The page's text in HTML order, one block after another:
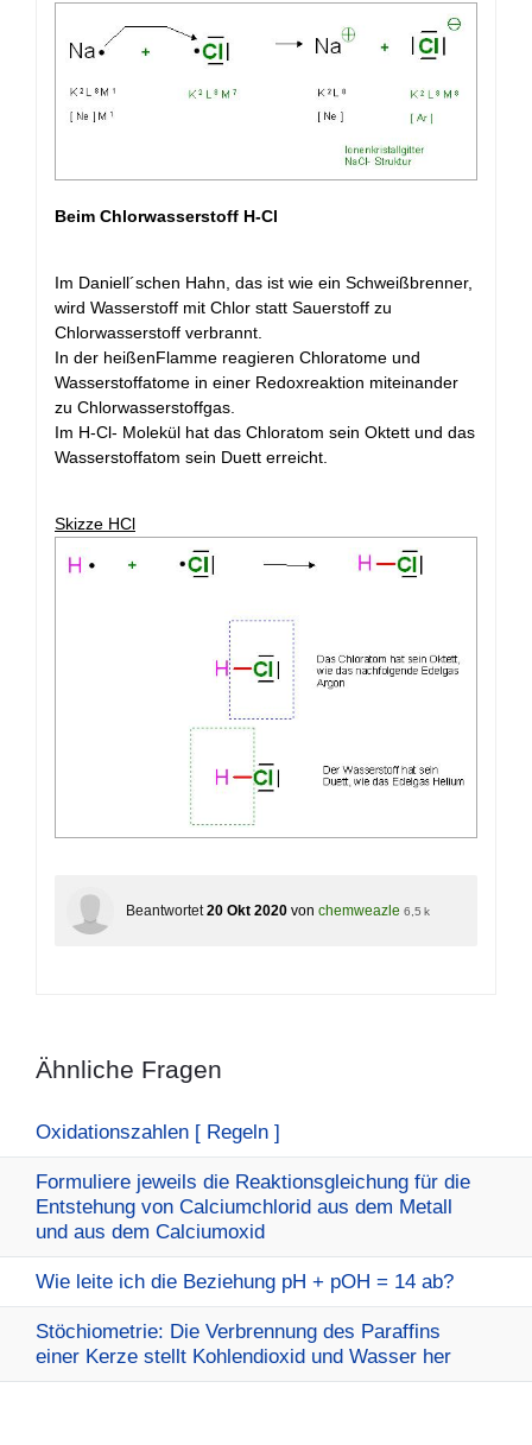
Beim Chlorwasserstoff H-Cl
Im Daniell´schen Hahn, das ist wie ein Schweißbrenner,
wird Wasserstoff mit Chlor statt Sauerstoff zu
Chlorwasserstoff verbrannt.
In der heißenFlamme reagieren Chloratome und
Wasserstoffatome in einer Redoxreaktion miteinander
zu Chlorwasserstoffgas.
Im H-Cl- Molekül hat das Chloratom sein Oktett und das
Wasserstoffatom sein Duett erreicht.
Skizze HCl
Beantwortet 20 Okt 2020 von chemweazle 6,5 k
Ähnliche Fragen
Oxidationszahlen [ Regeln ]
Formuliere jeweils die Reaktionsgleichung für die
Entstehung von Calciumchlorid aus dem Metall
und aus dem Calciumoxid
Wie leite ich die Beziehung pH + pOH = 14 ab?
Stöchiometrie: Die Verbrennung des Paraffins
einer Kerze stellt Kohlendioxid und Wasser her